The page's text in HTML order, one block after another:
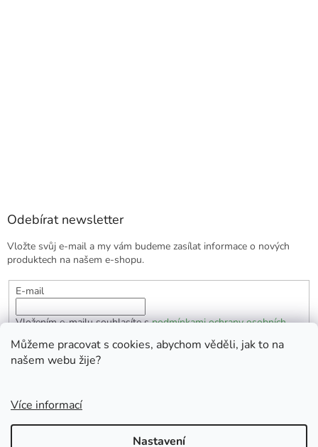
Můžeme pracovat s cookies, abychom věděli, jak to na
našem webu žije?
Více informací
Nastavení
Odebírat newsletter
Vložte svůj e-mail a my vám budeme zasílat informace o nových
produktech na našem e-shopu.
E-mail
Vložením e-mailu souhlasíte spodmínkami ochrany osobních
údajů
PŘIHLÁSIT SE